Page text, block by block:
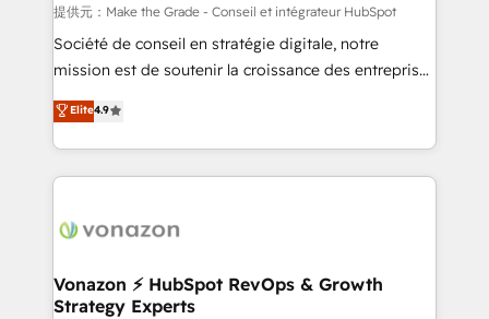
travers le changement, tout en centrant vos objectifs
d’entreprise. Grâce à une méthodologie éprouvée
auprès de plus de 400 clients, nous comprenons
HubSpot dans votre organisation. Pour toute
question technique ou besoin de structuration de
提供元：Make the Grade - Conseil et intégrateur HubSpot
Société de conseil en stratégie digitale, notre
mission est de soutenir la croissance des entreprises
B2B à travers l’acquisition de nouveaux clients,
l'intégration CRM et le développement des revenus
auprès de vos comptes existants. En France et à
l'international, nous travaillons avec des ETI
delà d’une simple transformation digitale et des
➤ L’intégration de CRM et de méthodologie RevOps
pour aligner les équipes marketing, commerciales et
Elite4.9
Vonazon ⚡ HubSpot RevOps & Growth
Strategy Experts